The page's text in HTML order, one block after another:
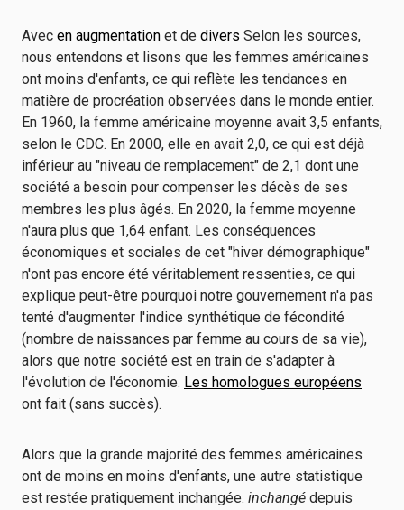
Avec en augmentation et de divers Selon les sources,
nous entendons et lisons que les femmes américaines
ont moins d'enfants, ce qui reflète les tendances en
matière de procréation observées dans le monde entier.
En 1960, la femme américaine moyenne avait 3,5 enfants,
selon le CDC. En 2000, elle en avait 2,0, ce qui est déjà
inférieur au "niveau de remplacement" de 2,1 dont une
société a besoin pour compenser les décès de ses
membres les plus âgés. En 2020, la femme moyenne
n'aura plus que 1,64 enfant. Les conséquences
économiques et sociales de cet "hiver démographique"
n'ont pas encore été véritablement ressenties, ce qui
explique peut-être pourquoi notre gouvernement n'a pas
tenté d'augmenter l'indice synthétique de fécondité
(nombre de naissances par femme au cours de sa vie),
alors que notre société est en train de s'adapter à
l'évolution de l'économie. Les homologues européens
ont fait (sans succès).
Alors que la grande majorité des femmes américaines
ont de moins en moins d'enfants, une autre statistique
est restée pratiquement inchangée. inchangé depuis